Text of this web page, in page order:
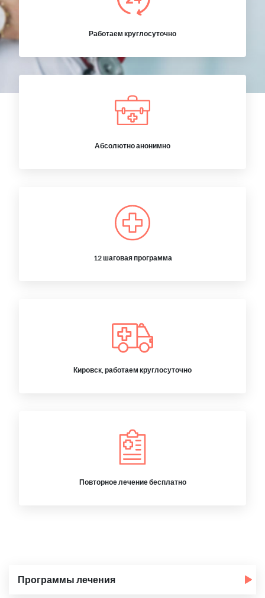
Работаем круглосуточно
Абсолютно анонимно
12 шаговая программа
Кировск, работаем круглосуточно
Повторное лечение бесплатно
Программы лечения